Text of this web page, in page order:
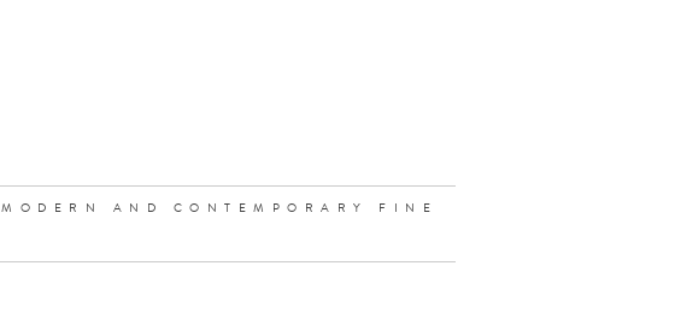
MODERN AND CONTEMPORARY FINE